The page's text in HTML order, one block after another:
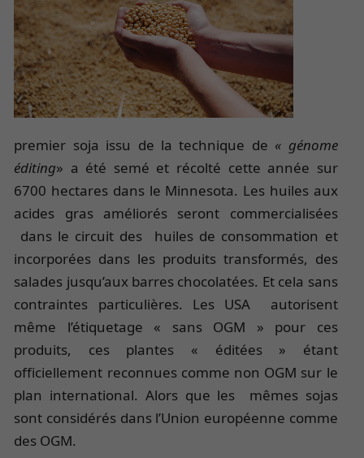
premier soja issu de la technique de « génome
éditing» a été semé et récolté cette année sur
6700 hectares dans le Minnesota. Les huiles aux
acides gras améliorés seront commercialisées
dans le circuit des huiles de consommation et
incorporées dans les produits transformés, des
salades jusqu’aux barres chocolatées. Et cela sans
contraintes particulières. Les USA autorisent
même l’étiquetage « sans OGM » pour ces
produits, ces plantes « éditées » étant
officiellement reconnues comme non OGM sur le
plan international. Alors que les mêmes sojas
sont considérés dans l’Union européenne comme
des OGM.